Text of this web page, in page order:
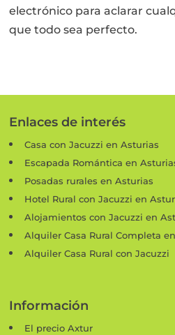
electrónico para aclarar
que todo sea perfecto.
Enlaces de interés
Casa con Jacuzzi en Asturias
Escapada Romántica en
Posadas rurales en Asturias
Hotel Rural con Jacuzzi en
Alojamientos con Jacuzzi en
Alquiler Casa Rural Completa
Alquiler Casa Rural con Jacuzzi
Información
El precio Axtur